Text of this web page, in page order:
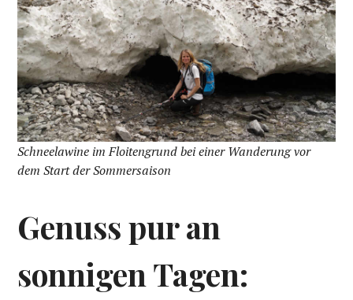
Schneelawine im Floitengrund bei einer Wanderung vor
dem Start der Sommersaison
Genuss pur an
sonnigen Tagen: